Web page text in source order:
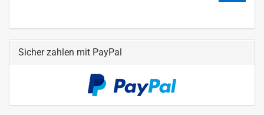
Sicher zahlen mit PayPal